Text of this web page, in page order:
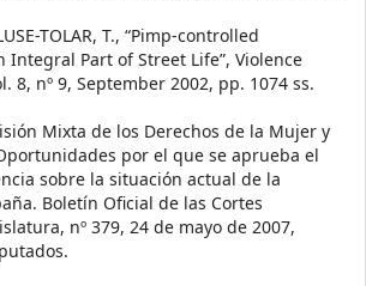
TOLAR, T., “Pimp-controlled
Part of Street Life”, Violence
8, nº 9, September 2002, pp. 1074 ss.
Mixta de los Derechos de la Mujer y
por el que se aprueba el
sobre la situación actual de la
Boletín Oficial de las Cortes
nº 379, 24 de mayo de 2007,